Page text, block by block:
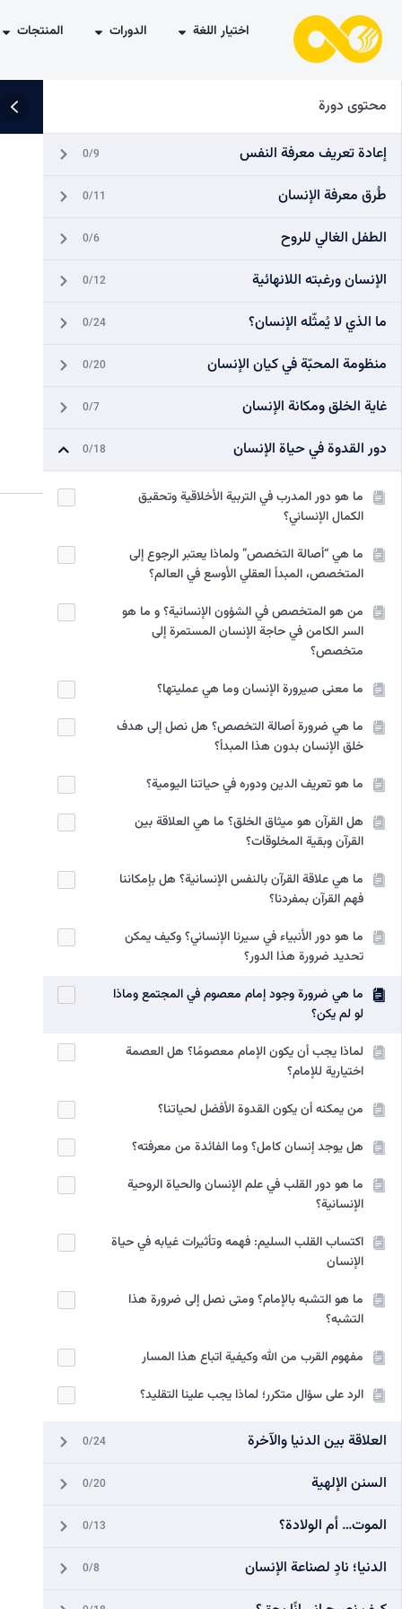
اختيار اللغة الدورات المنتجات
محتوى دورة
إعادة تعريف معرفة النفس 0/9
طُرق معرفة الإنسان 0/11
الطفل الغالي للروح 0/6
الإنسان ورغبته اللانهائية 0/12
ما الذي لا يُمثّله الإنسان؟ 0/24
منظومة المحبّة في كيان الإنسان 0/20
غاية الخلق ومكانة الإنسان 0/7
دور القدوة في حياة الإنسان 0/18
ما هو دور المدرب في التربية الأخلاقية وتحقيق
الكمال الإنساني؟
ما هي “أصالة التخصص” ولماذا يعتبر الرجوع إلى
المتخصص، المبدأ العقلي الأوسع في العالم؟
من هو المتخصص في الشؤون الإنسانية؟ و ما هو
السر الكامن في حاجة الإنسان المستمرة إلى
متخصص؟
ما معنى صيرورة الإنسان وما هي عمليتها؟
ما هي ضرورة أصالة التخصص؟ هل نصل إلى هدف
خلق الإنسان بدون هذا المبدأ؟
ما هو تعريف الدين ودوره في حياتنا اليومية؟
هل القرآن هو ميثاق الخلق؟ ما هي العلاقة بين
القرآن وبقية المخلوقات؟
ما هي علاقة القرآن بالنفس الإنسانية؟ هل بإمكاننا
فهم القرآن بمفردنا؟
ما هو دور الأنبياء في سیرنا الإنساني؟ وكيف يمكن
تحديد ضرورة هذا الدور؟
ما هي ضرورة وجود إمام معصوم في المجتمع وماذا
لو لم يكن؟
لماذا يجب أن يكون الإمام معصومًا؟ هل العصمة
اختيارية للإمام؟
من يمكنه أن يكون القدوة الأفضل لحياتنا؟
هل يوجد إنسان كامل؟ وما الفائدة من معرفته؟
ما هو دور القلب في علم الإنسان والحياة الروحية
الإنسانية؟
اكتساب القلب السليم: فهمه وتأثيرات غيابه في حياة
الإنسان
ما هو التشبه بالإمام؟ ومتى نصل إلى ضرورة هذا
التشبه؟
مفهوم القرب من الله وكيفية اتباع هذا المسار
الرد على سؤال متكرر؛ لماذا يجب علينا التقليد؟
العلاقة بين الدنيا والآخرة 0/24
السنن الإلهية 0/20
الموت… أم الولادة؟ 0/13
الدنيا؛ نادٍ لصناعة الإنسان 0/8